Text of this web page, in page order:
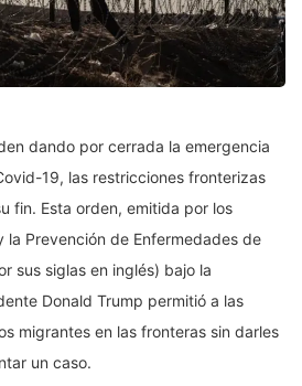
dando por cerrada la emergencia
19, las restricciones fronterizas
fin. Esta orden, emitida por los
la Prevención de Enfermedades de
sus siglas en inglés) bajo la
Donald Trump permitió a las
migrantes en las fronteras sin darles
un caso.